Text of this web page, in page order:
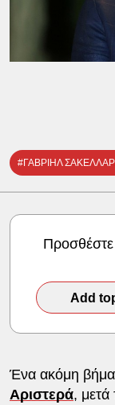
#ΓΑΒΡΙΗΛ
Add
Ένα ακόμη βήμα
Αριστερά, μετά